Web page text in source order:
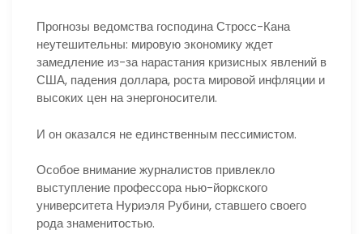
Прогнозы ведомства господина Стросс-Кана
неутешительны: мировую экономику ждет
замедление из-за нарастания кризисных явлений в
США, падения доллара, роста мировой инфляции и
высоких цен на энергоносители.
И он оказался не единственным пессимистом.
Особое внимание журналистов привлекло
выступление профессора нью-йоркского
университета Нуриэля Рубини, ставшего своего
рода знаменитостью.